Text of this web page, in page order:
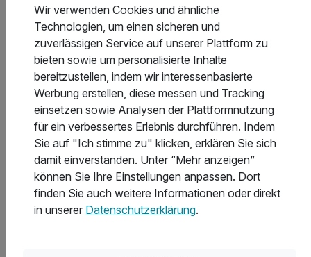
Allgemeine Geschäftsbedingungen
Hoteladresse
Wir verwenden Cookies und ähnliche
Technologien, um einen sicheren und
zuverlässigen Service auf unserer Plattform zu
bieten sowie um personalisierte Inhalte
bereitzustellen, indem wir interessenbasierte
Werbung erstellen, diese messen und Tracking
einsetzen sowie Analysen der Plattformnutzung
für ein verbessertes Erlebnis durchführen. Indem
Sie auf "Ich stimme zu" klicken, erklären Sie sich
damit einverstanden. Unter “Mehr anzeigen”
können Sie Ihre Einstellungen anpassen. Dort
finden Sie auch weitere Informationen oder direkt
in unserer Datenschutzerklärung.